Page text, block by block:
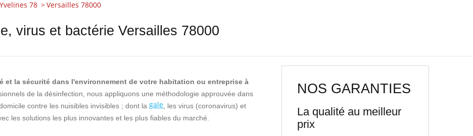
Yvelines 78 Versailles 78000
virus et bactérie Versailles 78000
et la sécurité dans l'environnement de votre habitation ou entreprise à
de la désinfection, nous appliquons une méthodologie approuvée dans
contre les nuisibles invisibles ; dont la gale , les virus (coronavirus) et
les solutions les plus innovantes et les plus fiables du marché.
NOS GARANTIES
La qualité au meilleur
prix